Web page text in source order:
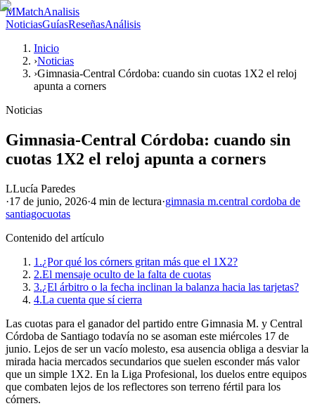
MMatchAnalisis
NoticiasGuíasReseñasAnálisis
Inicio
›Noticias
›Gimnasia-Central Córdoba: cuando sin cuotas 1X2 el reloj
apunta a corners
Noticias
Gimnasia-Central Córdoba: cuando sin
cuotas 1X2 el reloj apunta a corners
LLucía Paredes
·17 de junio, 2026·4 min de lectura·gimnasia m.central cordoba de
santiagocuotas
Contenido del artículo
1.¿Por qué los córners gritan más que el 1X2?
2.El mensaje oculto de la falta de cuotas
3.¿El árbitro o la fecha inclinan la balanza hacia las tarjetas?
4.La cuenta que sí cierra
Las cuotas para el ganador del partido entre Gimnasia M. y Central
Córdoba de Santiago todavía no se asoman este miércoles 17 de
junio. Lejos de ser un vacío molesto, esa ausencia obliga a desviar la
mirada hacia mercados secundarios que suelen esconder más valor
que un simple 1X2. En la Liga Profesional, los duelos entre equipos
que combaten lejos de los reflectores son terreno fértil para los
córners.